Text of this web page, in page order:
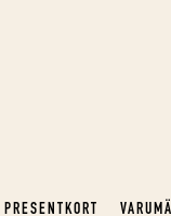
PRESENTKORT